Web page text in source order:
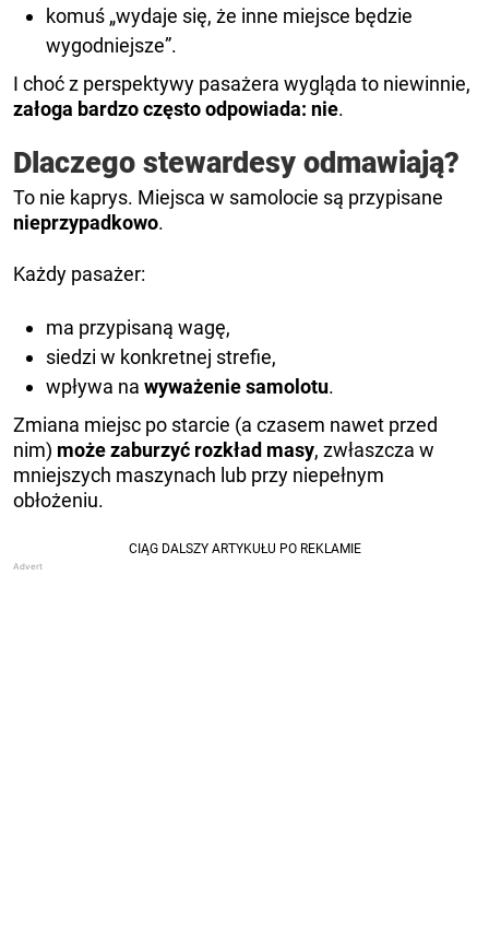
komuś „wydaje się, że inne miejsce będzie
wygodniejsze”.
I choć z perspektywy pasażera wygląda to niewinnie,
załoga bardzo często odpowiada: nie.
Dlaczego stewardesy odmawiają?
To nie kaprys. Miejsca w samolocie są przypisane
nieprzypadkowo.
Każdy pasażer:
ma przypisaną wagę,
siedzi w konkretnej strefie,
wpływa na wyważenie samolotu.
Zmiana miejsc po starcie (a czasem nawet przed
nim) może zaburzyć rozkład masy, zwłaszcza w
mniejszych maszynach lub przy niepełnym
obłożeniu.